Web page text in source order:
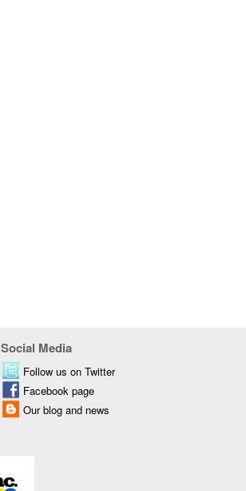
Social Media
Follow us on Twitter
Facebook page
Our blog and news